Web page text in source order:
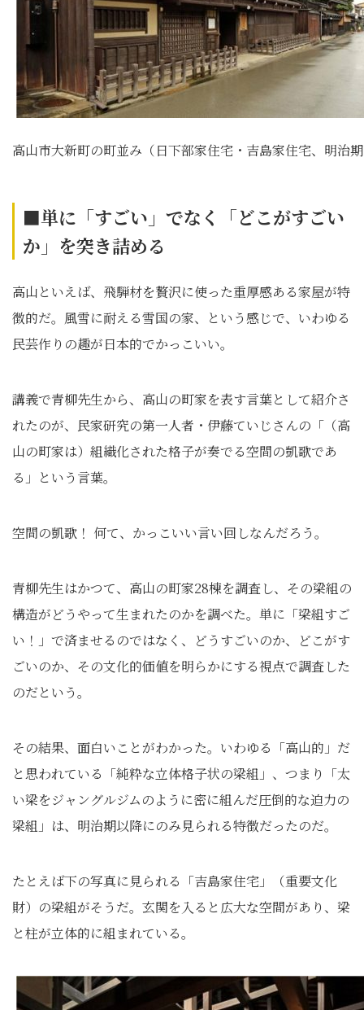
高山市大新町の町並み（日下部家住宅・吉島家住宅、明治
■単に「すごい」でなく「どこがすごい
か」を突き詰める
高山といえば、飛騨材を贅沢に使った重厚感ある家屋が特
徴的だ。風雪に耐える雪国の家、という感じで、いわゆる
民芸作りの趣が日本的でかっこいい。
講義で青柳先生から、高山の町家を表す言葉として紹介さ
れたのが、民家研究の第一人者・伊藤ていじさんの「（高
山の町家は）組織化された格子が奏でる空間の凱歌であ
る」という言葉。
空間の凱歌！ 何て、かっこいい言い回しなんだろう。
青柳先生はかつて、高山の町家28棟を調査し、その梁組の
構造がどうやって生まれたのかを調べた。単に「梁組すご
い！」で済ませるのではなく、どうすごいのか、どこがす
ごいのか、その文化的価値を明らかにする視点で調査した
のだという。
その結果、面白いことがわかった。いわゆる「高山的」だ
と思われている「純粋な立体格子状の梁組」、つまり「太
い梁をジャングルジムのように密に組んだ圧倒的な迫力の
梁組」は、明治期以降にのみ見られる特徴だったのだ。
たとえば下の写真に見られる「吉島家住宅」（重要文化
財）の梁組がそうだ。玄関を入ると広大な空間があり、梁
と柱が立体的に組まれている。